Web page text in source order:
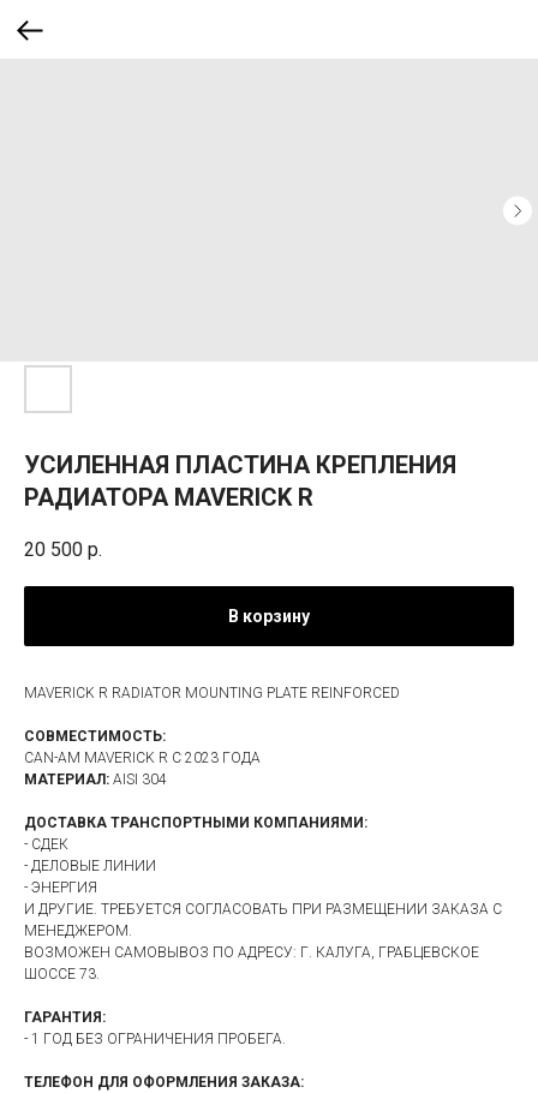
УСИЛЕННАЯ ПЛАСТИНА КРЕПЛЕНИЯ
РАДИАТОРА MAVERICK R
20 500 р.
В корзину
MAVERICK R RADIATOR MOUNTING PLATE REINFORCED
СОВМЕСТИМОСТЬ:
CAN-AM MAVERICK R С 2023 ГОДА
МАТЕРИАЛ: AISI 304
ДОСТАВКА ТРАНСПОРТНЫМИ КОМПАНИЯМИ:
- СДЕК
- ДЕЛОВЫЕ ЛИНИИ
- ЭНЕРГИЯ
И ДРУГИЕ. ТРЕБУЕТСЯ СОГЛАСОВАТЬ ПРИ РАЗМЕЩЕНИИ ЗАКАЗА С
МЕНЕДЖЕРОМ.
ВОЗМОЖЕН САМОВЫВОЗ ПО АДРЕСУ: Г. КАЛУГА, ГРАБЦЕВСКОЕ
ШОССЕ 73.
ГАРАНТИЯ:
- 1 ГОД БЕЗ ОГРАНИЧЕНИЯ ПРОБЕГА.
ТЕЛЕФОН ДЛЯ ОФОРМЛЕНИЯ ЗАКАЗА: